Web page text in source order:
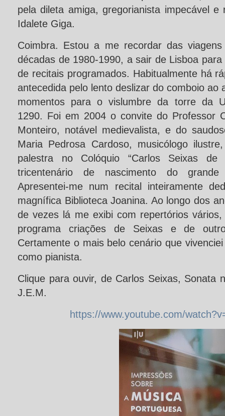
pela dileta amiga, gregorianista impecável e
Idalete Giga.
Coimbra. Estou a me recordar das
décadas de 1980-1990, a sair de Lisboa
de recitais programados. Habitualmente há
antecedida pelo lento deslizar do comboio ao
momentos para o vislumbre da torre da
1290. Foi em 2004 o convite do Professor
Monteiro, notável medievalista, e do
Maria Pedrosa Cardoso, musicólogo
palestra no Colóquio “Carlos Seixas
tricentenário de nascimento do grande
Apresentei-me num recital inteiramente
magnífica Biblioteca Joanina. Ao longo dos
de vezes lá me exibi com repertórios
programa criações de Seixas e de
Certamente o mais belo cenário que
como pianista.
Clique para ouvir, de Carlos Seixas, Sonata
J.E.M.
https://www.youtube.com/